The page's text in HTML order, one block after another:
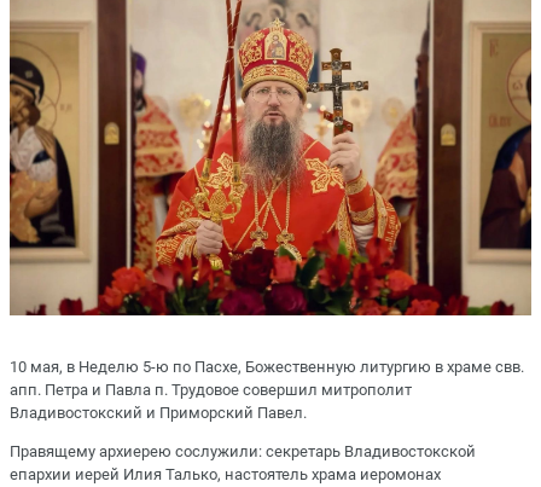
10 мая, в Неделю 5-ю по Пасхе, Божественную литургию в храме свв.
апп. Петра и Павла п. Трудовое совершил митрополит
Владивостокский и Приморский Павел.
Правящему архиерею сослужили: секретарь Владивостокской
епархии иерей Илия Талько, настоятель храма иеромонах